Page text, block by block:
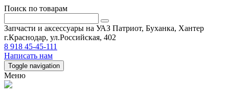
Поиск по товарам
Запчасти и аксессуары на УАЗ Патриот, Буханка, Хантер
г.Краснодар, ул.Российская, 402
8 918 45-45-111
Написать нам
Toggle navigation
Меню